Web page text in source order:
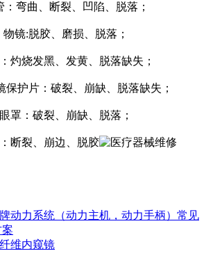
：弯曲、断裂、凹陷、脱落；
物镜:脱胶、磨损、脱落；
灼烧发黑、发黄、脱落缺失；
保护片：破裂、崩缺、脱落缺失；
罩：破裂、崩缺、脱落；
断裂、崩边、脱胶
动力系统（动力主机，动力手柄）常见
维内窥镜